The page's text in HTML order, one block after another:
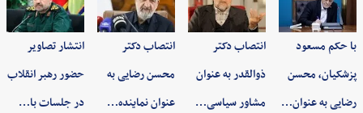
با حکم مسعود
پزشکیان، محسن
رضایی به عنوان…
انتصاب دکتر
ذوالقدر به عنوان
مشاور سیاسی…
انتصاب دکتر
محسن رضایی به
عنوان نماینده…
انتشار تصاویر
حضور رهبر انقلاب
در جلسات با…